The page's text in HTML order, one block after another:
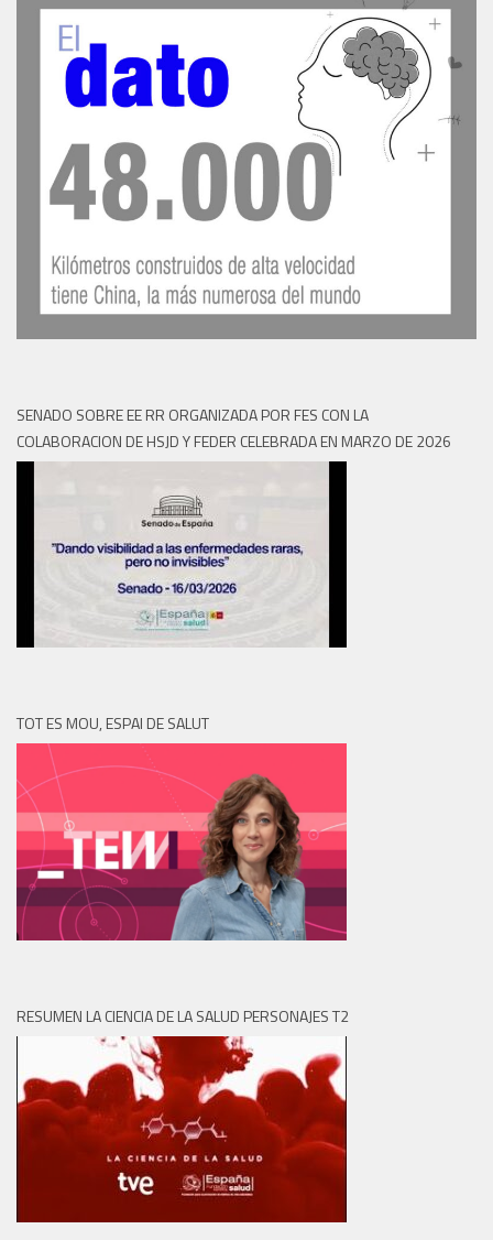
SENADO SOBRE EE RR ORGANIZADA POR FES CON LA
COLABORACION DE HSJD Y FEDER CELEBRADA EN MARZO DE 2026
TOT ES MOU, ESPAI DE SALUT
RESUMEN LA CIENCIA DE LA SALUD PERSONAJES T2